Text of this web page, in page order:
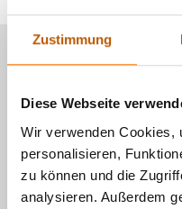
Zustimmung
Diese Webseite
Wir verwenden Cookies,
personalisieren,
zu können und die
analysieren. Außerdem